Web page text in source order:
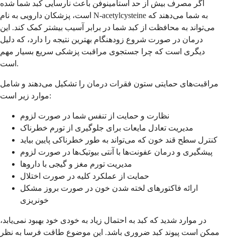
اگر مصرف بیش از حد استامینوفن باعث نارسایی کبد شما شده
است، پزشکان دارویی به نام N-acetylcysteine به شما می‌دهند که
می‌تواند به محافظت از کبد شما در برابر آسیب بیشتر کمک کند. این
درمان در صورت شروع زودهنگام بهترین نتیجه را دارد، که دلیل
دیگری است که چرا جستجوی مراقبت پزشکی سریع بسیار مهم
است.
مراقبت‌های حمایتی ستون فقرات درمان را تشکیل می‌دهند و شامل
موارد زیر است:
نظارت و حمایت از تنفس شما در صورت لزوم
مدیریت تعادل مایعات برای جلوگیری از تورم خطرناک
کنترل سطح قند خون که می‌تواند به طور خطرناکی پایین بیاید
پیشگیری و درمان عفونت‌ها با آنتی بیوتیک‌ها در صورت لزوم
مدیریت تورم مغز و گیجی با داروها
حمایت از عملکرد کلیه در صورت اختلال
ارائه فاکتورهای لخته شدن خون در صورت بروز مشکل
خونریزی
در موارد شدید که کبد به احتمال زیاد به خودی خود بهبود نمی‌یابد،
ممکن است پیوند کبد ضروری باشد. این موضوع طاقت فرسا به نظر